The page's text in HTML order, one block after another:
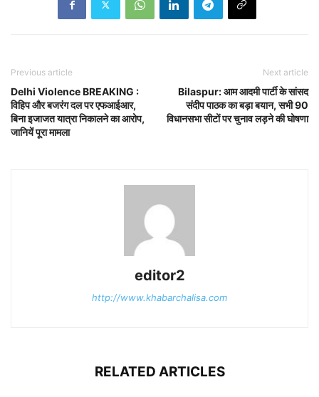
Previous article
Delhi Violence BREAKING :
विहिप और बजरंग दल पर एफआईआर,
बिना इजाजत यात्रा निकालने का आरोप,
जानियें पूरा मामला
Next article
Bilaspur: आम आदमी पार्टी के सांसद
संदीप पाठक का बड़ा बयान, सभी 90
विधानसभा सीटों पर चुनाव लड़ने की घोषणा
editor2
http://www.khabarchalisa.com
RELATED ARTICLES